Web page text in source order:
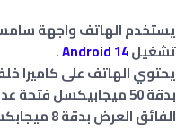
تشغيلAndroid 14
.
يحتوي الهاتف على كاميرا